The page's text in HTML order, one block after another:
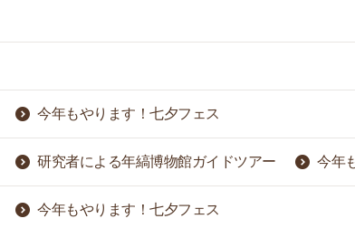
今年もやります！七夕フェス
研究者による年縞博物館ガイドツアー 今年
今年もやります！七夕フェス